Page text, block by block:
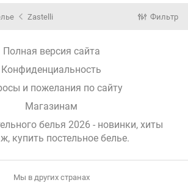
полікотон
Zastelli Фильтр
Полная версия сайта
Конфиденциальность
и пожелания по сайту
Магазинам
белья 2026 - новинки, хиты
купить постельное белье.
Мы в других странах